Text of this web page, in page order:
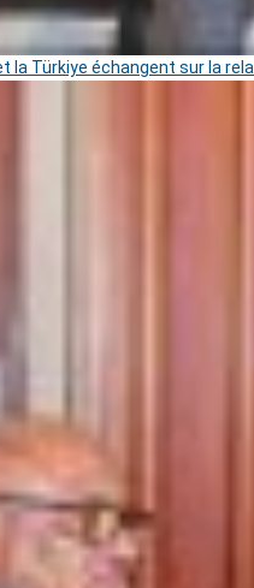
la Türkiye échangent sur la